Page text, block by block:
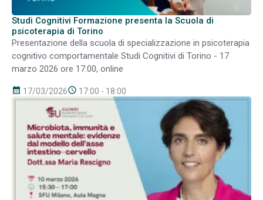
Studi Cognitivi Formazione presenta la Scuola di
psicoterapia di Torino
Presentazione della scuola di specializzazione in psicoterapia
cognitivo comportamentale Studi Cognitivi di Torino - 17
marzo 2026 ore 17:00, online
calendar_month 17/03/2026schedule 17:00 - 18:00